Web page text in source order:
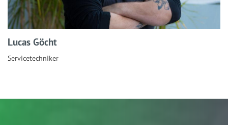
Lucas Göcht
Servicetechniker